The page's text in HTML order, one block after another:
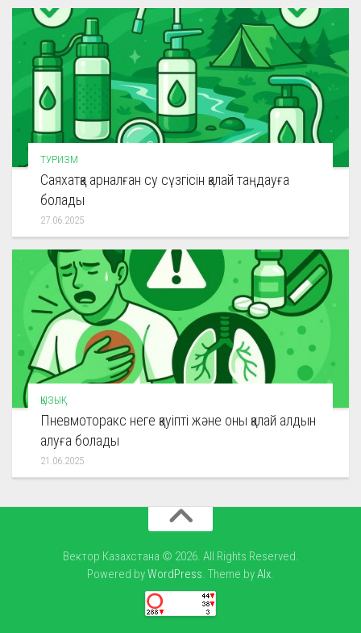
ТУРИЗМ
Саяхатқа арналған су сүзгісін қалай таңдауға
болады
27.06.2025
ҚЫЗЫҚ
Пневмоторакс неге қауіпті және оны қалай алдын
алуға болады
21.06.2025
Вектор Казахстана © 2026. All Rights Reserved.
Powered byWordPress. Theme byAlx.